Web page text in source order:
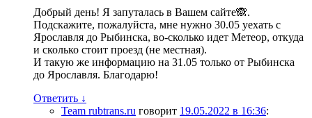
Добрый день! Я запуталась в Вашем сайте🙈.
Подскажите, пожалуйста, мне нужно 30.05 уехать с
Ярославля до Рыбинска, во-сколько идет Метеор, откуда
и сколько стоит проезд (не местная).
И такую же информацию на 31.05 только от Рыбинска
до Ярославля. Благодарю!
Ответить ↓
Team rubtrans.ru говорит 19.05.2022 в 16:36: